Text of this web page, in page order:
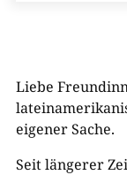
Liebe
eigener Sache.
Seit längerer